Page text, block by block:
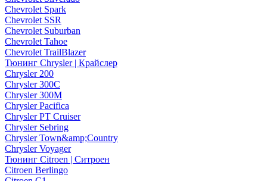
Chevrolet Spark
Chevrolet SSR
Chevrolet Suburban
Chevrolet Tahoe
Chevrolet TrailBlazer
Тюнинг Chrysler | Крайслер
Chrysler 200
Chrysler 300C
Chrysler 300M
Chrysler Pacifica
Chrysler PT Cruiser
Chrysler Sebring
Chrysler Town&amp;Country
Chrysler Voyager
Тюнинг Citroen | Ситроен
Citroen Berlingo